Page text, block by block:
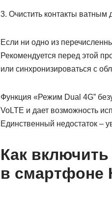
3. Очистить контакты ватным
Если ни одно из
Рекомендуется перед этой
или синхронизироваться с
Функция «Режим Dual 4G”
VoLTE и дает возможность
Единственный недостаток –
Как
в смартфоне